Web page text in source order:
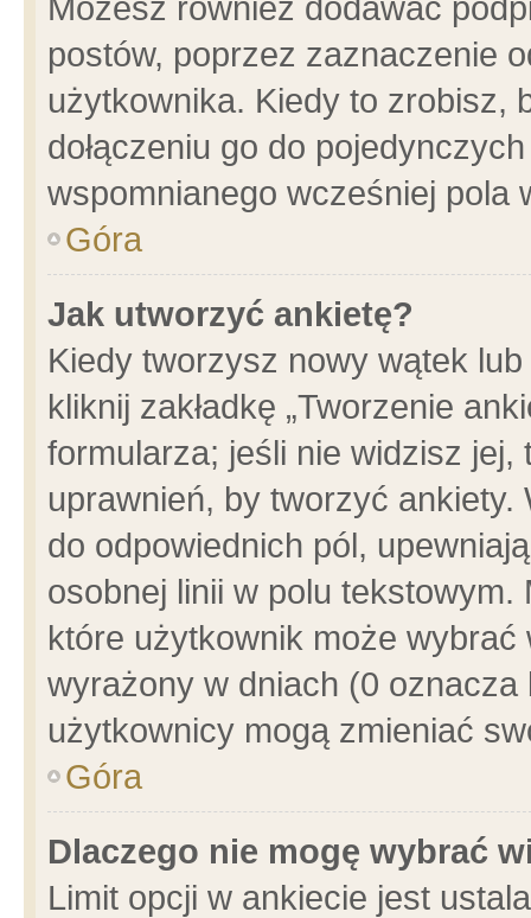
postów, poprzez zaznaczenie
użytkownika. Kiedy to zrobisz,
dołączeniu go do
wspomnianego wcześniej pola
Góra
Jak utworzyć ankietę?
Kiedy tworzysz nowy wątek
kliknij zakładkę „Tworzenie
formularza; jeśli nie widzisz
uprawnień, by tworzyć ankiety.
do odpowiednich pól,
osobnej linii w polu
które użytkownik może
wyrażony w dniach (0
użytkownicy mogą zmieniać
Góra
Dlaczego nie mogę wybrać
Limit opcji w ankiecie jest